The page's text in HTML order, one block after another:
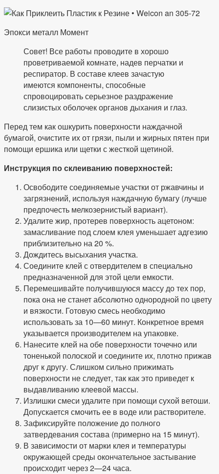
Эпокси металл Момент
Совет! Все работы проводите в хорошо
проветриваемой комнате, надев перчатки и
респиратор. В составе клеев зачастую
имеются компоненты, способные
спровоцировать серьезное раздражение
слизистых оболочек органов дыхания и глаз.
Перед тем как ошкурить поверхности наждачной
бумагой, очистите их от грязи, пыли и жирных пятен при
помощи ершика или щетки с жесткой щетиной.
Инструкция по склеиванию поверхностей:
Освободите соединяемые участки от ржавчины и
загрязнений, используя наждачную бумагу (лучше
предпочесть мелкозернистый вариант).
Удалите жир, протерев поверхность ацетоном:
замасливание под слоем клея уменьшает адгезию
приблизительно на 20 %.
Дождитесь высыхания участка.
Соедините клей с отвердителем в специально
предназначенной для этой цели емкости.
Перемешивайте получившуюся массу до тех пор,
пока она не станет абсолютно однородной по цвету
и вязкости. Готовую смесь необходимо
использовать за 10—60 минут. Конкретное время
указывается производителем на упаковке.
Нанесите клей на обе поверхности точечно или
тоненькой полоской и соедините их, плотно прижав
друг к другу. Слишком сильно прижимать
поверхности не следует, так как это приведет к
выдавливанию клеевой массы.
Излишки смеси удалите при помощи сухой ветоши.
Допускается смочить ее в воде или растворителе.
Зафиксируйте положение до полного
затвердевания состава (примерно на 15 минут).
В зависимости от марки клея и температуры
окружающей среды окончательное застывание
происходит через 2—24 часа.